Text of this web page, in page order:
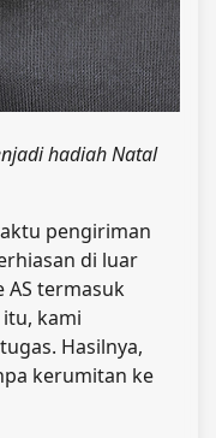
hadiah Natal
pengiriman
di luar
AS termasuk
kami
Hasilnya,
kerumitan ke